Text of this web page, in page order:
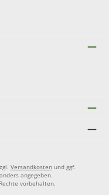
Versandkostenund ggf.
angegeben.
vorbehalten.